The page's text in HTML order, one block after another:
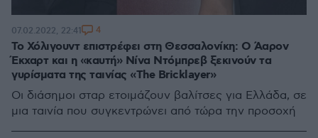
Το Χόλιγουντ επιστρέφει στη Θεσσαλονίκη: Ο Άαρον
Έκχαρτ και η «καυτή» Νίνα Ντόμπρεβ ξεκινούν τα
γυρίσματα της ταινίας «The Bricklayer»
Οι διάσημοι σταρ ετοιμάζουν βαλίτσες για Ελλάδα, σε
μια ταινία που συγκεντρώνει από τώρα την προσοχή
07.02.2022, 22:41 4